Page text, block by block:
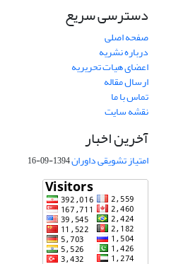
دسترسی سریع
صفحه اصلی
درباره نشریه
اعضای هیات تحریریه
ارسال مقاله
تماس با ما
نقشه سایت
آخرین اخبار
امتیاز تشویقی داوران1394-09-16